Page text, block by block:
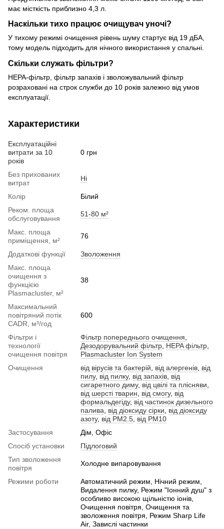
має місткість приблизно 4,3 л.
Наскільки тихо працює очищувач уночі?
У тихому режимі очищення рівень шуму стартує від 19 дБА,
тому модель підходить для нічного використання у спальні.
Скільки служать фільтри?
HEPA-фільтр, фільтр запахів і зволожувальний фільтр
розраховані на строк служби до 10 років залежно від умов
експлуатації.
Характеристики
Експлуатаційні
витрати за 10
років
0 грн
Без прихованих
витрат
Ні
Колір
Білий
Реком. площа
обслуговування
51-80 м²
Макс. площа
приміщення, м²
76
Додаткові функції
Зволоження
Макс. площа
очищення з
функцією
Plasmacluster, м²
38
Максимальний
повітряний потік
CADR, м³/год
600
Фільтри і
технології
очищення повітря
Фільтр попереднього очищення,
Дезодорувальний фільтр, HEPA фільтр,
Plasmacluster Ion System
Очищення
від вірусів та бактерій, від алергенів, від
пилу, від пилку, від запахів, від
сигаретного диму, від цвілі та плісняви,
від шерсті тварин, від смогу, від
формальдегіду, від частинок дизельного
палива, від діоксиду сірки, від діоксиду
азоту, від PM2.5, від PM10
Застосування
Дім, Офіс
Спосіб установки
Підлоговий
Тип зволоження
повітря
Холодне випаровування
Режими роботи
Автоматичний режим, Нічний режим,
Видалення пилку, Режим "Іонний душ" з
особливо високою щільністю іонів,
Очищення повітря, Очищення та
зволоження повітря, Режим Sharp Life
Air, Завислі частинки